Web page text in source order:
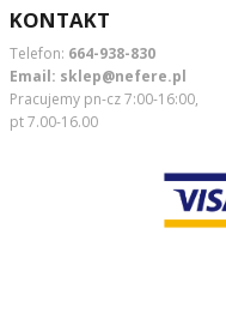
KONTAKT
Telefon: 664-938-830
Email: sklep@nefere.pl
Pracujemy pn-cz 7:00-16:00,
pt 7.00-16.00